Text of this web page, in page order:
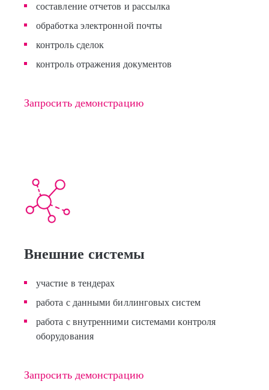
составление отчетов и рассылка
обработка электронной почты
контроль сделок
контроль отражения документов
Запросить демонстрацию
Внешние системы
участие в тендерах
работа с данными биллинговых систем
работа с внутренними системами контроля
оборудования
Запросить демонстрацию